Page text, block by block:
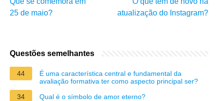
25 de maio?
atualização do Instagram?
Questões semelhantes
44
É uma característica central e fundamental da
avaliação formativa ter como aspecto principal ser?
34
Qual é o símbolo de amor eterno?